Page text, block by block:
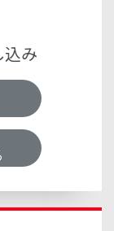
住まいは多
を確認し、
選択するこ
要
み